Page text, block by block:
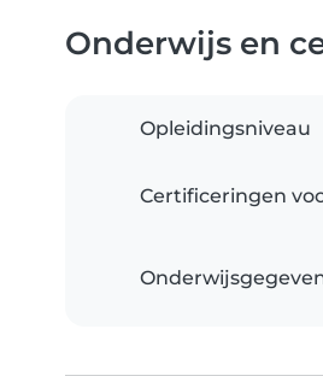
Onderwijs en
Opleidingsniveau
Certificeringen